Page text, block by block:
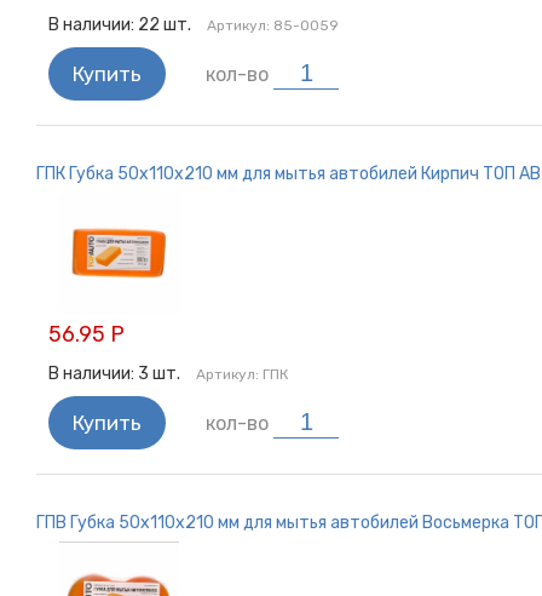
В наличии: 22 шт. Артикул: 85-0059
Купить кол-во
ГПК Губка 50х110х210 мм для мытья автобилей Кирпич ТОП
56.95 Р
В наличии: 3 шт. Артикул: ГПК
Купить кол-во
ГПВ Губка 50х110х210 мм для мытья автобилей Восьмерка